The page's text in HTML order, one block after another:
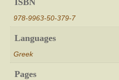
ISBN
978-9963-50-379-7
Languages
Greek
Pages